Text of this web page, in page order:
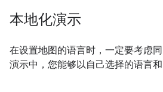
本地化演示
在设置地图的语言时，一定要考虑
演示中，您能够以自己选择的语言和